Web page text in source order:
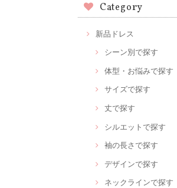
Category
新品ドレス
シーン別で探す
体型・お悩みで探す
サイズで探す
丈で探す
シルエットで探す
袖の長さで探す
デザインで探す
ネックラインで探す